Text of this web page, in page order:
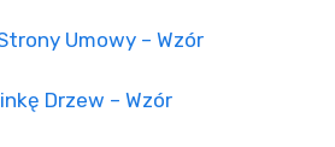
Umowy – Wzór
Drzew – Wzór